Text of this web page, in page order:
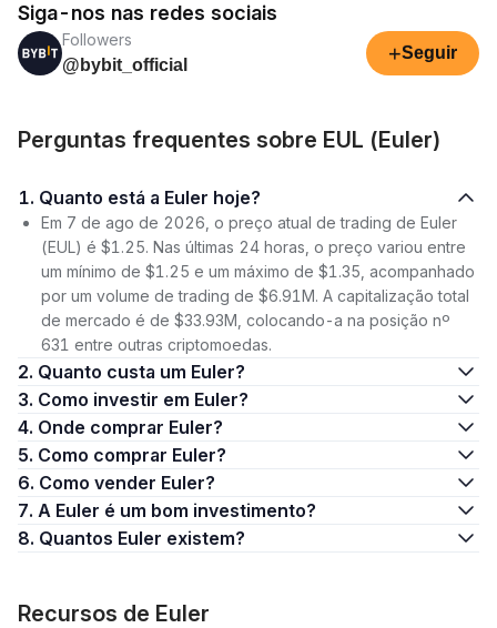
Siga-nos nas redes sociais
Followers
@bybit_official
+Seguir
Perguntas frequentes sobre EUL (Euler)
1. Quanto está a Euler hoje?
Em 7 de ago de 2026, o preço atual de trading de Euler
(EUL) é $1.25. Nas últimas 24 horas, o preço variou entre
um mínimo de $1.25 e um máximo de $1.35, acompanhado
por um volume de trading de $6.91M. A capitalização total
de mercado é de $33.93M, colocando-a na posição nº
631 entre outras criptomoedas.
2. Quanto custa um Euler?
3. Como investir em Euler?
4. Onde comprar Euler?
5. Como comprar Euler?
6. Como vender Euler?
7. A Euler é um bom investimento?
8. Quantos Euler existem?
Recursos de Euler